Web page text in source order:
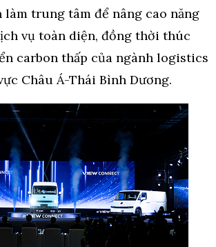
làm trung tâm để nâng cao năng
vụ toàn diện, đồng thời thúc
carbon thấp của ngành logistics
Châu Á-Thái Bình Dương.